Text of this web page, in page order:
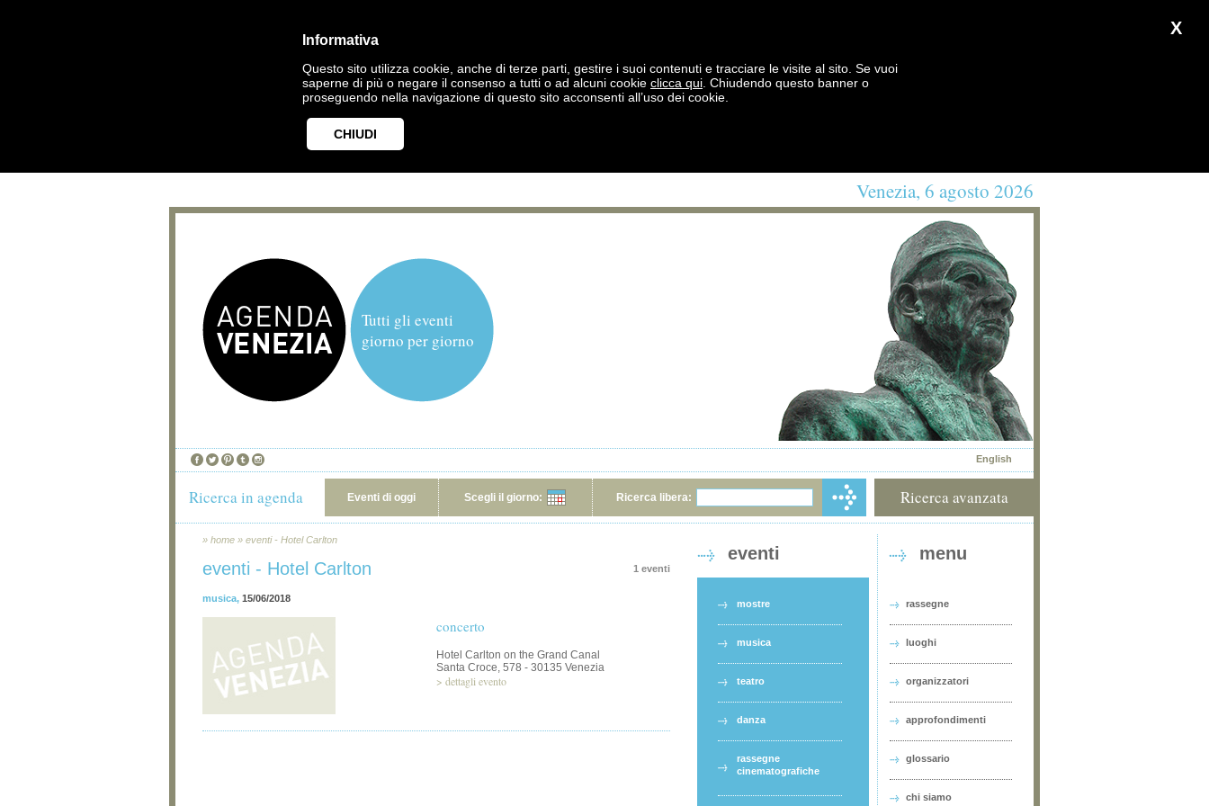
X
Informativa
Questo sito utilizza cookie, anche di terze parti, gestire i suoi contenuti e tracciare le visite al sito. Se vuoi
saperne di più o negare il consenso a tutti o ad alcuni cookie clicca qui . Chiudendo questo banner o
proseguendo nella navigazione di questo sito acconsenti all’uso dei cookie.
CHIUDI
Venezia, 6 agosto 2026
Tutti gli eventi
giorno per giorno
English
Ricerca in agenda Eventi di oggi Scegli il giorno: Ricerca libera: Ricerca avanzata
» home » eventi - Hotel Carlton
1 eventi
eventi - Hotel Carlton
musica, 15/06/2018
concerto
Hotel Carlton on the Grand Canal
Santa Croce, 578 - 30135 Venezia
> dettagli evento
eventi
mostre
musica
teatro
danza
rassegne
cinematografiche
menu
rassegne
luoghi
organizzatori
approfondimenti
glossario
chi siamo